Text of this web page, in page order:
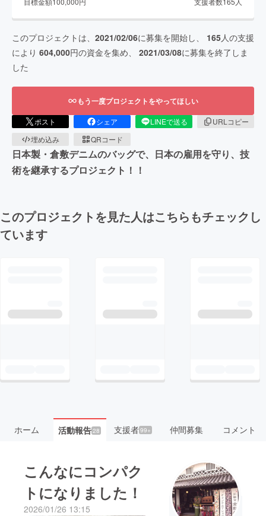
このプロジェクトは、 2021/02/06に募集を開始し、 165人の支援
により 604,000円の資金を集め、 2021/03/08に募集を終了しま
した
もう一度プロジェクトをやってほしい
ポスト シェア LINEで送る
URLコピー
埋め込み
QRコード
日本製・倉敷デニムのバッグで、日本の雇用を守り、技
術を継承するプロジェクト！！
このプロジェクトを見た人はこちらもチェックし
ています
ホーム 活動報告28 支援者99+ 仲間募集 コメント
こんなにコンパク
トになりました！
2026/01/26 13:15